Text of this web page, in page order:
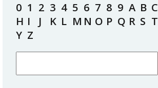
0 1 2 3 4 5 6 7 8 9 A B C
H I J K L M N O P Q R S T
Y Z